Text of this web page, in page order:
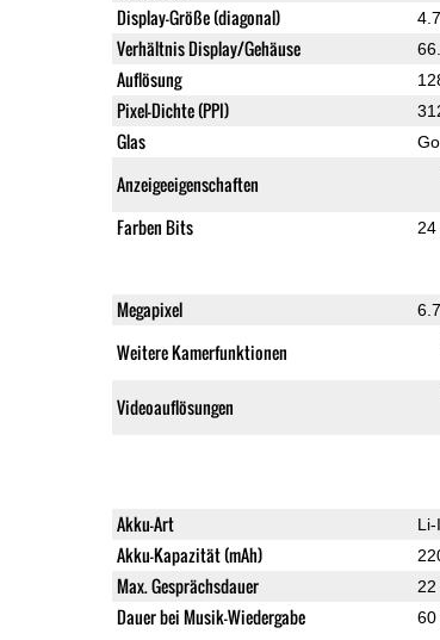
Display-Größe (diagonal)
Verhältnis Display/Gehäuse
Auflösung
Pixel-Dichte (PPI)
Glas
Anzeigeeigenschaften
Farben Bits
Megapixel
Weitere Kamerfunktionen
Videoauflösungen
Akku-Art Li-
Akku-Kapazität (mAh)
Max. Gesprächsdauer
Dauer bei Musik-Wiedergabe 60